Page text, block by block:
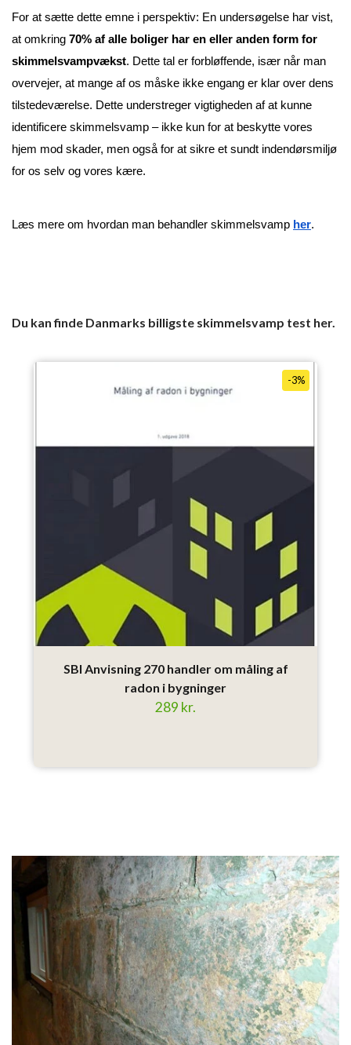
For at sætte dette emne i perspektiv: En undersøgelse har vist,
at omkring 70% af alle boliger har en eller anden form for
skimmelsvampvækst. Dette tal er forbløffende, især når man
overvejer, at mange af os måske ikke engang er klar over dens
tilstedeværelse. Dette understreger vigtigheden af at kunne
identificere skimmelsvamp – ikke kun for at beskytte vores
hjem mod skader, men også for at sikre et sundt indendørsmiljø
for os selv og vores kære.
Læs mere om hvordan man behandler skimmelsvamp her.
Du kan finde Danmarks billigste skimmelsvamp test her.
-3%
SBI Anvisning 270 handler om måling af
radon i bygninger
289 kr.